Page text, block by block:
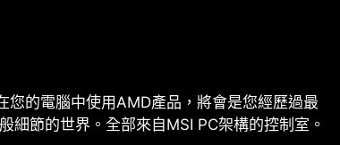
的電腦中使用AMD產品，將會是您經歷過最
細節的世界。全部來自MSI PC架構的控制室。